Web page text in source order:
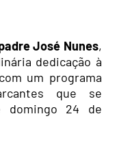
José Nunes,
dedicação à
um programa
que se
domingo 24 de